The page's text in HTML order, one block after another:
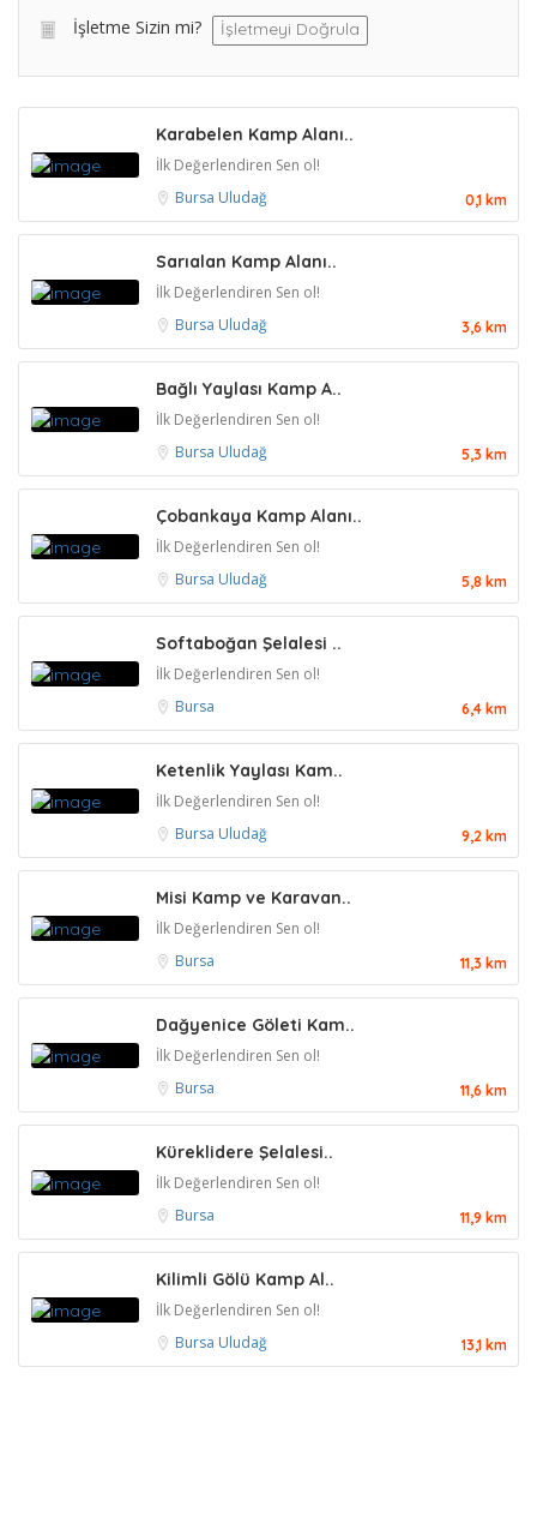
İşletme Sizin mi? İşletmeyi Doğrula
Karabelen Kamp Alanı..
İlk Değerlendiren Sen ol!
Bursa Uludağ 0,1 km
Sarıalan Kamp Alanı..
İlk Değerlendiren Sen ol!
Bursa Uludağ 3,6 km
Bağlı Yaylası Kamp A..
İlk Değerlendiren Sen ol!
Bursa Uludağ 5,3 km
Çobankaya Kamp Alanı..
İlk Değerlendiren Sen ol!
Bursa Uludağ 5,8 km
Softaboğan Şelalesi ..
İlk Değerlendiren Sen ol!
Bursa
6,4 km
Ketenlik Yaylası Kam..
İlk Değerlendiren Sen ol!
Bursa Uludağ 9,2 km
Misi Kamp ve Karavan..
İlk Değerlendiren Sen ol!
Bursa
11,3 km
Dağyenice Göleti Kam..
İlk Değerlendiren Sen ol!
Bursa
11,6 km
Küreklidere Şelalesi..
İlk Değerlendiren Sen ol!
Bursa
11,9 km
Kilimli Gölü Kamp Al..
İlk Değerlendiren Sen ol!
Bursa Uludağ 13,1 km